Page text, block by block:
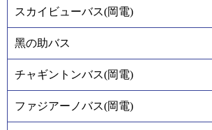
スカイビューバス(岡電)
黑の助バス
チャギントンバス(岡電)
ファジアーノバス(岡電)